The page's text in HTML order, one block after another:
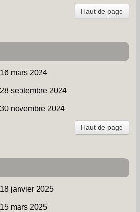
Haut de page
mars 2024
septembre 2024
novembre 2024
Haut de page
janvier 2025
mars 2025